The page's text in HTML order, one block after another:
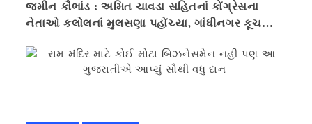
જમીન કૌભાંડ : અમિત ચાવડા સહિતનાં કોંગ્રેસના
નેતાઓ કલોલનાં મુલસણા પહોંચ્યા, ગાંધીનગર કૂચ